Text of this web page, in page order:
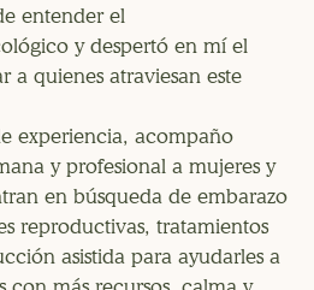
entender el
y despertó en mí el
a quienes atraviesan este
experiencia, acompaño
y profesional a mujeres y
en búsqueda de embarazo
reproductivas, tratamientos
asistida para ayudarles a